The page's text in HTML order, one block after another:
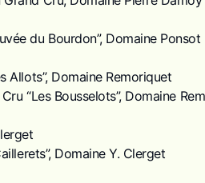
du Bourdon”, Domaine Ponsot
Allots”, Domaine Remoriquet
“Les Bousselots”, Domaine
Domaine Y. Clerget